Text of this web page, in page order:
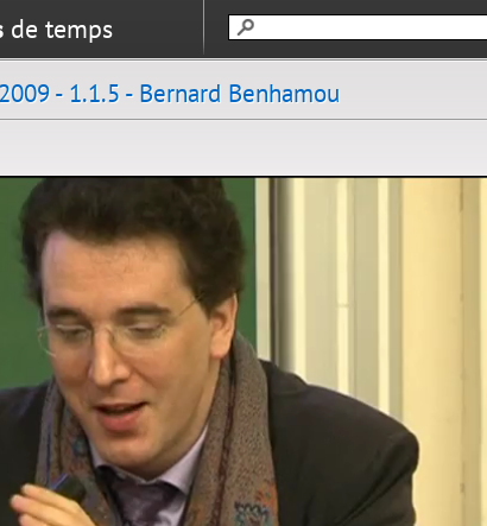
de temps
- 1.1.5 - Bernard Benhamou